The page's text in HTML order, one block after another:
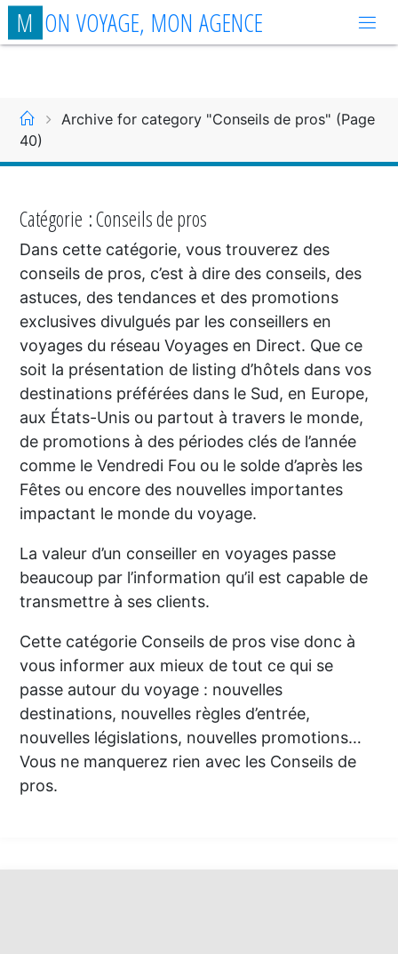
Aller
auM ON VOYAGE, MON AGENCE
AccueilArchive for category "Conseils de pros" (Page
40)
Catégorie :Conseils de pros
Dans cette catégorie, vous trouverez des
conseils de pros, c’est à dire des conseils, des
astuces, des tendances et des promotions
exclusives divulgués par les conseillers en
voyages du réseau Voyages en Direct. Que ce
soit la présentation de listing d’hôtels dans vos
destinations préférées dans le Sud, en Europe,
aux États-Unis ou partout à travers le monde,
de promotions à des périodes clés de l’année
comme le Vendredi Fou ou le solde d’après les
Fêtes ou encore des nouvelles importantes
impactant le monde du voyage.
La valeur d’un conseiller en voyages passe
beaucoup par l’information qu’il est capable de
transmettre à ses clients.
Cette catégorie Conseils de pros vise donc à
vous informer aux mieux de tout ce qui se
passe autour du voyage : nouvelles
destinations, nouvelles règles d’entrée,
nouvelles législations, nouvelles promotions…
Vous ne manquerez rien avec les Conseils de
pros.